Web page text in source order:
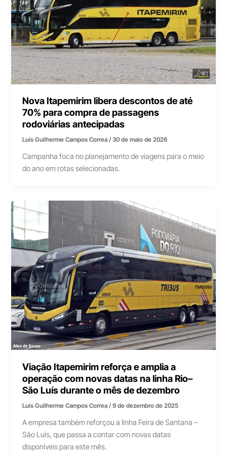
Nova Itapemirim libera descontos de até
70% para compra de passagens
rodoviárias antecipadas
Luís Guilherme Campos Correa/30 de maio de 2026
Campanha foca no planejamento de viagens para o meio
do ano em rotas selecionadas.
Viação Itapemirim reforça e amplia a
operação com novas datas na linha Rio–
São Luís durante o mês de dezembro
Luís Guilherme Campos Correa/9 de dezembro de 2025
A empresa também reforçou a linha Feira de Santana –
São Luís, que passa a contar com novas datas
disponíveis para este mês.